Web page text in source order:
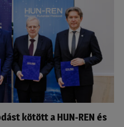
kötött a HUN-REN és